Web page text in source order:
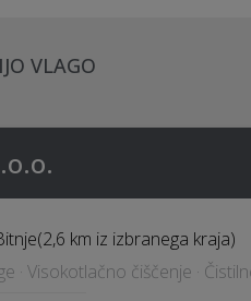
VLAGO
(2,6 km iz izbranega kraja)
· Visokotlačno čiščenje ·